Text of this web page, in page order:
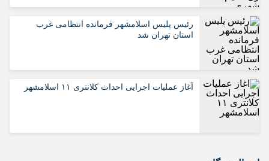
رئیس پلیس اسلامشهر فرمانده انتظامی غرب
استان تهران شد
آغاز عملیات اجرایی احداث کلانتری ۱۱ اسلامشهر